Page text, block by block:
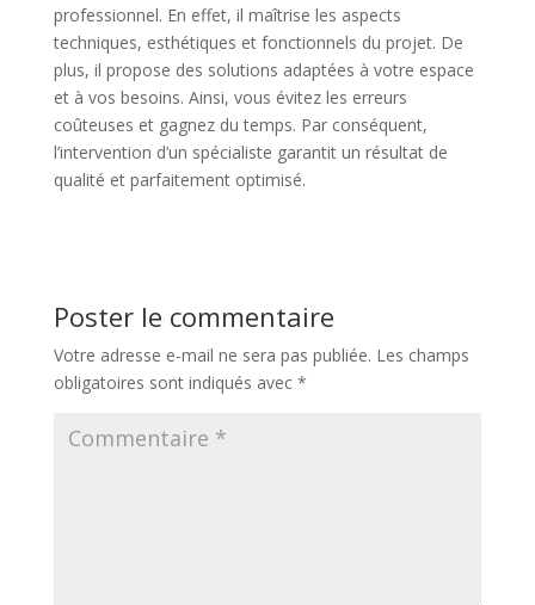
professionnel. En effet, il maîtrise les aspects
techniques, esthétiques et fonctionnels du projet. De
plus, il propose des solutions adaptées à votre espace
et à vos besoins. Ainsi, vous évitez les erreurs
coûteuses et gagnez du temps. Par conséquent,
l’intervention d’un spécialiste garantit un résultat de
qualité et parfaitement optimisé.
Poster le commentaire
Votre adresse e-mail ne sera pas publiée. Les champs
obligatoires sont indiqués avec *